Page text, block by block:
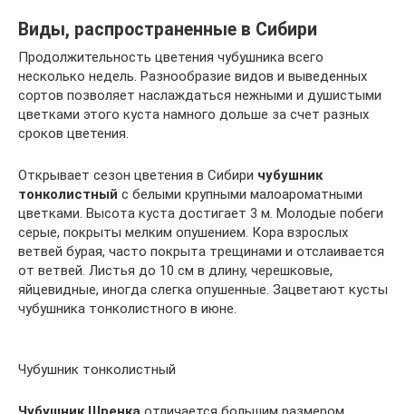
Виды, распространенные в Сибири
Продолжительность цветения чубушника всего
несколько недель. Разнообразие видов и выведенных
сортов позволяет наслаждаться нежными и душистыми
цветками этого куста намного дольше за счет разных
сроков цветения.
Открывает сезон цветения в Сибири чубушник
тонколистный с белыми крупными малоароматными
цветками. Высота куста достигает 3 м. Молодые побеги
серые, покрыты мелким опушением. Кора взрослых
ветвей бурая, часто покрыта трещинами и отслаивается
от ветвей. Листья до 10 см в длину, черешковые,
яйцевидные, иногда слегка опушенные. Зацветают кусты
чубушника тонколистного в июне.
Чубушник тонколистный